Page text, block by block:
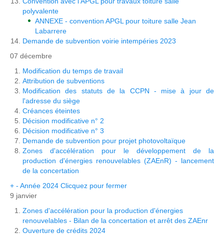
polyvalente
ANNEXE - convention APGL pour toiture salle Jean
Labarrere
Demande de subvention voirie intempéries 2023
07 décembre
Modification du temps de travail
Attribution de subventions
Modification des statuts de la CCPN - mise à jour de
l'adresse du siège
Créances éteintes
Décision modificative n° 2
Décision modificative n° 3
Demande de subvention pour projet photovoltaïque
Zones d'accélération pour le développement de la
production d'énergies renouvelables (ZAEnR) - lancement
de la concertation
+ - Année 2024 Clicquez pour fermer
9 janvier
Zones d'accélération pour la production d'énergies
renouvelables - Bilan de la concertation et arrêt des ZAEnr
Ouverture de crédits 2024